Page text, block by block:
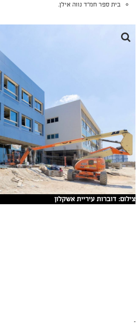
בית ספר חמ"ד נווה אילן.
צילום: דוברות עיריית אשקלון